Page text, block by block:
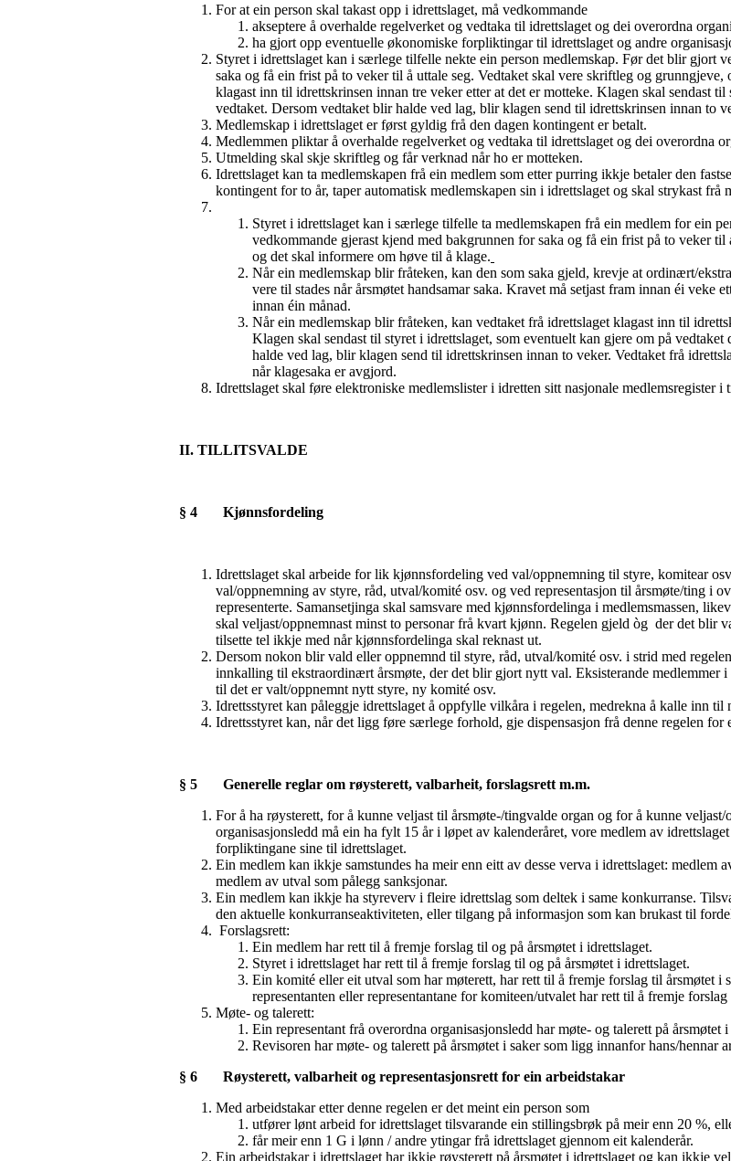
For at ein person skal takast opp i idrettslaget, må vedkommande
akseptere å overhalde regelverket og vedtaka til idrettslaget og dei overordna
ha gjort opp eventuelle økonomiske forpliktingar til idrettslaget og andre
Styret i idrettslaget kan i særlege tilfelle nekte ein person medlemskap. Før det blir gjort
saka og få ein frist på to veker til å uttale seg. Vedtaket skal vere skriftleg og
klagast inn til idrettskrinsen innan tre veker etter at det er motteke. Klagen skal sendast
vedtaket. Dersom vedtaket blir halde ved lag, blir klagen send til idrettskrinsen innan to
Medlemskap i idrettslaget er først gyldig frå den dagen kontingent er betalt.
Medlemmen pliktar å overhalde regelverket og vedtaka til idrettslaget og dei overordna
Utmelding skal skje skriftleg og får verknad når ho er motteken.
Idrettslaget kan ta medlemskapen frå ein medlem som etter purring ikkje betaler den
kontingent for to år, taper automatisk medlemskapen sin i idrettslaget og skal strykast frå
Styret i idrettslaget kan i særlege tilfelle ta medlemskapen frå ein medlem for ein
vedkommande gjerast kjend med bakgrunnen for saka og få ein frist på to veker
og det skal informere om høve til å klage.
Når ein medlemskap blir fråteken, kan den som saka gjeld, krevje at ordinært/
vere til stades når årsmøtet handsamar saka. Kravet må setjast fram innan éi veke
innan éin månad.
Når ein medlemskap blir fråteken, kan vedtaket frå idrettslaget klagast inn til
Klagen skal sendast til styret i idrettslaget, som eventuelt kan gjere om på
halde ved lag, blir klagen send til idrettskrinsen innan to veker. Vedtaket frå
når klagesaka er avgjord.
Idrettslaget skal føre elektroniske medlemslister i idretten sitt nasjonale medlemsregister
II. TILLITSVALDE
§ 4 Kjønnsfordeling
Idrettslaget skal arbeide for lik kjønnsfordeling ved val/oppnemning til styre, komitear
val/oppnemning av styre, råd, utval/komité osv. og ved representasjon til årsmøte/ting i
representerte. Samansetjinga skal samsvare med kjønnsfordelinga i medlemsmassen,
skal veljast/oppnemnast minst to personar frå kvart kjønn. Regelen gjeld òg der det blir
tilsette tel ikkje med når kjønnsfordelinga skal reknast ut.
Dersom nokon blir vald eller oppnemnd til styre, råd, utval/komité osv. i strid med
innkalling til ekstraordinært årsmøte, der det blir gjort nytt val. Eksisterande medlemmer
til det er valt/oppnemnt nytt styre, ny komité osv.
Idrettsstyret kan påleggje idrettslaget å oppfylle vilkåra i regelen, medrekna å kalle inn
Idrettsstyret kan, når det ligg føre særlege forhold, gje dispensasjon frå denne regelen for
§ 5 Generelle reglar om røysterett, valbarheit, forslagsrett m.m.
For å ha røysterett, for å kunne veljast til årsmøte-/tingvalde organ og for å kunne
organisasjonsledd må ein ha fylt 15 år i løpet av kalenderåret, vore medlem av
forpliktingane sine til idrettslaget.
Ein medlem kan ikkje samstundes ha meir enn eitt av desse verva i idrettslaget:
medlem av utval som pålegg sanksjonar.
Ein medlem kan ikkje ha styreverv i fleire idrettslag som deltek i same konkurranse.
den aktuelle konkurranseaktiviteten, eller tilgang på informasjon som kan brukast til
Forslagsrett:
Ein medlem har rett til å fremje forslag til og på årsmøtet i idrettslaget.
Styret i idrettslaget har rett til å fremje forslag til og på årsmøtet i idrettslaget.
Ein komité eller eit utval som har møterett, har rett til å fremje forslag til årsmøtet i
representanten eller representantane for komiteen/utvalet har rett til å fremje
Møte- og talerett:
Ein representant frå overordna organisasjonsledd har møte- og talerett på årsmøtet
Revisoren har møte- og talerett på årsmøtet i saker som ligg innanfor hans/hennar
§ 6 Røysterett, valbarheit og representasjonsrett for ein arbeidstakar
Med arbeidstakar etter denne regelen er det meint ein person som
utfører lønt arbeid for idrettslaget tilsvarande ein stillingsbrøk på meir enn 20 %,
får meir enn 1 G i lønn / andre ytingar frå idrettslaget gjennom eit kalenderår.
Ein arbeidstakar i idrettslaget har ikkje røysterett på årsmøtet i idrettslaget og kan ikkje